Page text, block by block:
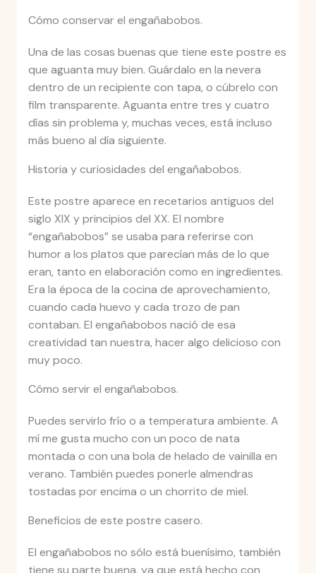
Cómo conservar el engañabobos.
Una de las cosas buenas que tiene este postre es
que aguanta muy bien. Guárdalo en la nevera
dentro de un recipiente con tapa, o cúbrelo con
film transparente. Aguanta entre tres y cuatro
días sin problema y, muchas veces, está incluso
más bueno al día siguiente.
Historia y curiosidades del engañabobos.
Este postre aparece en recetarios antiguos del
siglo XIX y principios del XX. El nombre
“engañabobos” se usaba para referirse con
humor a los platos que parecían más de lo que
eran, tanto en elaboración como en ingredientes.
Era la época de la cocina de aprovechamiento,
cuando cada huevo y cada trozo de pan
contaban. El engañabobos nació de esa
creatividad tan nuestra, hacer algo delicioso con
muy poco.
Cómo servir el engañabobos.
Puedes servirlo frío o a temperatura ambiente. A
mí me gusta mucho con un poco de nata
montada o con una bola de helado de vainilla en
verano. También puedes ponerle almendras
tostadas por encima o un chorrito de miel.
Beneficios de este postre casero.
El engañabobos no sólo está buenísimo, también
tiene su parte buena, ya que está hecho con